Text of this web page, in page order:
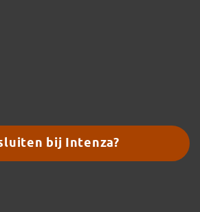
bij Intenza?